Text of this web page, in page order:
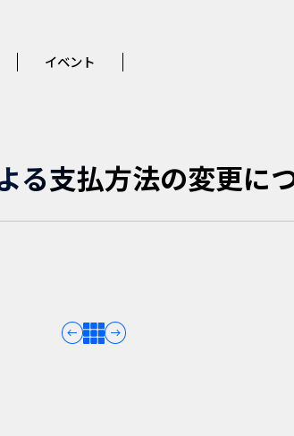
イベント
る支払方法の変更に